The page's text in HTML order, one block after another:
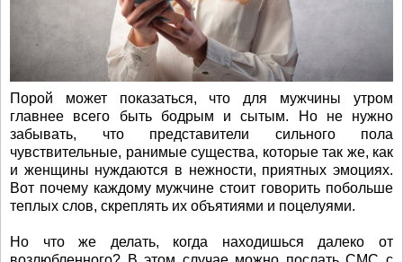
Порой может показаться, что для мужчины утром
главнее всего быть бодрым и сытым. Но не нужно
забывать, что представители сильного пола
чувствительные, ранимые существа, которые так же, как
и женщины нуждаются в нежности, приятных эмоциях.
Вот почему каждому мужчине стоит говорить побольше
теплых слов, скреплять их объятиями и поцелуями.
Но что же делать, когда находишься далеко от